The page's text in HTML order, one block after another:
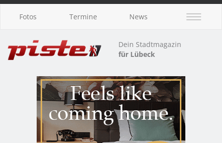
Fotos Termine News
Dein Stadtmagazin
für Lübeck